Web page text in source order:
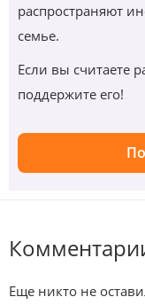
распространяют
семье.
Если вы считаете
поддержите его!
Еще никто не